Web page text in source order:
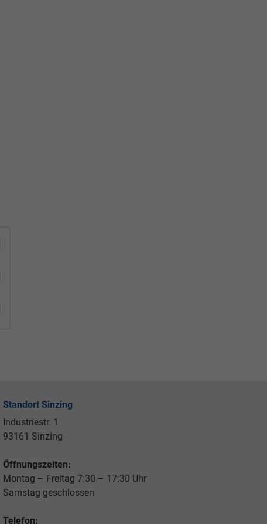
Standort Sinzing
Industriestr. 1
93161 Sinzing
Öffnungszeiten:
Montag – Freitag 7:30 – 17:30 Uhr
Samstag geschlossen
Telefon: